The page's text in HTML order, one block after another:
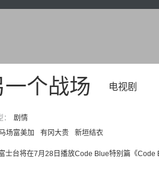
电视剧
个战场
剧情
场富美加 有冈大贵 新垣结衣
士台将在7月28日播放Code Blue特别篇《